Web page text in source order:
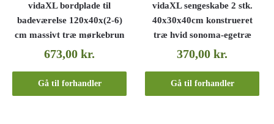
vidaXL bordplade til
badeværelse 120x40x(2-6)
cm massivt træ mørkebrun
673,00kr.
Gå til forhandler
vidaXL sengeskabe 2 stk.
40x30x40cm konstrueret
træ hvid sonoma-egetræ
370,00kr.
Gå til forhandler